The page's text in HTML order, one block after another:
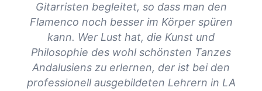
Gitarristen begleitet, so dass man den
Flamenco noch besser im Körper spüren
kann. Wer Lust hat, die Kunst und
Philosophie des wohl schönsten Tanzes
Andalusiens zu erlernen, der ist bei den
professionell ausgebildeten Lehrern in LA